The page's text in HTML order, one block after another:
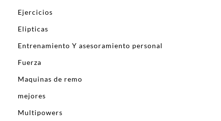
Ejercicios
Elipticas
Entrenamiento Y asesoramiento personal
Fuerza
Maquinas de remo
mejores
Multipowers